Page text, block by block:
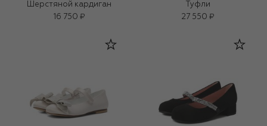
Шерстяной кардиган
16 750 ₽
Туфли
27 550 ₽